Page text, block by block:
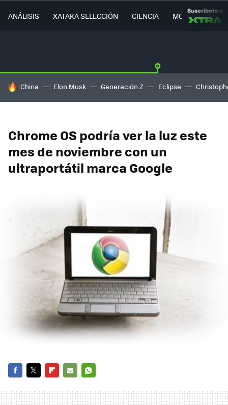
ANÁLISIS XATAKA SELECCIÓN CIENCIA MOVILIDAD
Suscríbete a
HOY SE HABLA DE
China Elon Musk Generación Z Eclipse
Chrome OS podría ver la luz este
mes de noviembre con un
ultraportátil marca Google
MAIL